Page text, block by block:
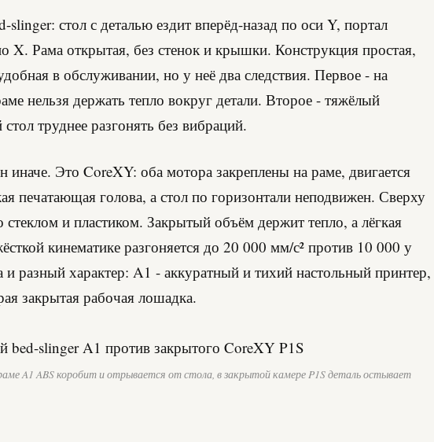
slinger: стол с деталью ездит вперёд-назад по оси Y, портал
X. Рама открытая, без стенок и крышки. Конструкция простая,
в обслуживании, но у неё два следствия. Первое - на
нельзя держать тепло вокруг детали. Второе - тяжёлый
труднее разгонять без вибраций.
иначе. Это CoreXY: оба мотора закреплены на раме, двигается
печатающая голова, а стол по горизонтали неподвижен. Сверху
стеклом и пластиком. Закрытый объём держит тепло, а лёгкая
кинематике разгоняется до 20 000 мм/с² против 10 000 у
разный характер: A1 - аккуратный и тихий настольный принтер,
закрытая рабочая лошадка.
A1 ABS коробит и отрывается от стола, в закрытой камере P1S деталь остывает